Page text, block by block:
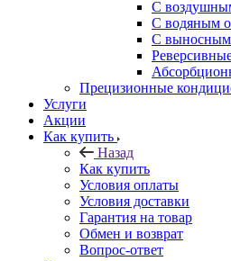
С
С водяным
С выносным
Прецизионные
Услуги
Акции
Как купить
Назад
Как купить
Условия оплаты
Условия доставки
Гарантия на товар
Обмен и возврат
Вопрос-ответ